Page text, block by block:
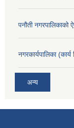
पनौती
नगरकार्यपालिका
अन्य